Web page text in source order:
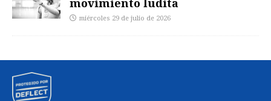
miércoles 29 de julio de 2026